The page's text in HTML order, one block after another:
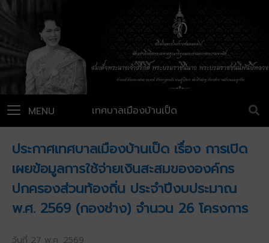
เทศบาลเมืองบ้านเป็ด
MENU
ประกาศเทศบาลเมืองบ้านเป็ด เรื่อง การเปิด
เผยข้อมูลการใช้จ่ายเงินสะสมขององค์กร
ปกครองส่วนท้องถิ่น ประจำปีงบประมาณ
พ.ศ. 2569 (กองช่าง) จำนวน 26 โครงการ
วันที่ 27 พ.ค. 2569